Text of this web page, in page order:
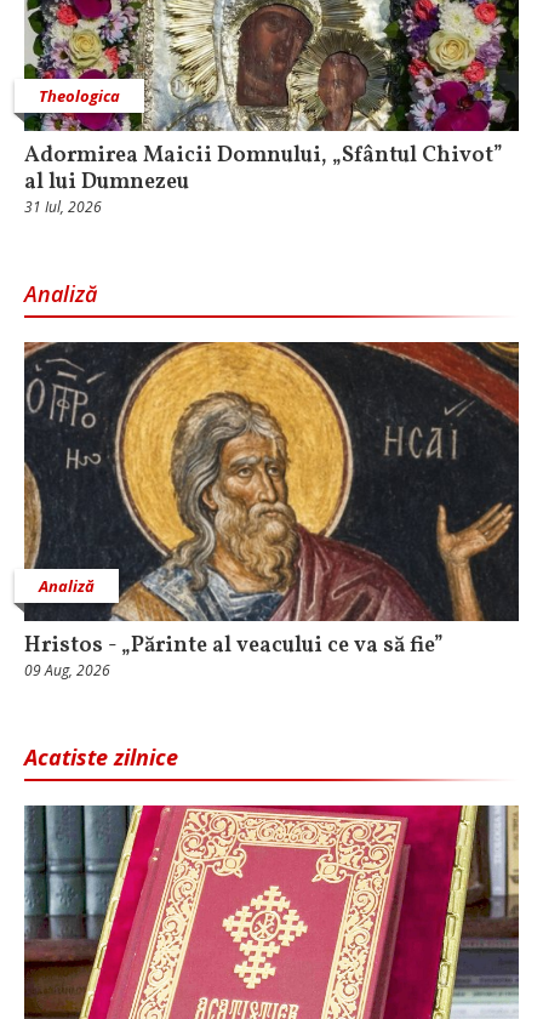
Theologica
Adormirea Maicii Domnului, „Sfântul Chivot”
al lui Dumnezeu
31 Iul, 2026
Analiză
Analiză
Hristos - „Părinte al veacului ce va să fie”
09 Aug, 2026
Acatiste zilnice